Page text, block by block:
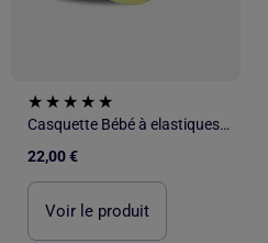
Casquette Bébé à elastiques - New Era
22,00 €
Voir le produit